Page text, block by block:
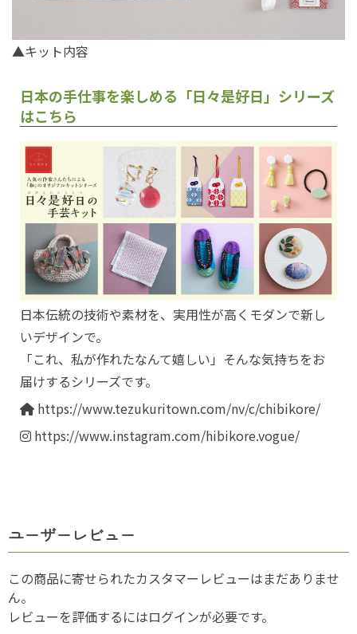
▲キット内容
日本の手仕事を楽しめる「日々是好日」シリーズ
はこちら
日本伝統の技術や素材を、実用性が高くモダンで新し
いデザインで。
「これ、私が作れたなんて嬉しい」そんな気持ちをお
届けするシリーズです。
https://www.tezukuritown.com/nv/c/chibikore/
https://www.instagram.com/hibikore.vogue/
ユーザーレビュー
この商品に寄せられたカスタマーレビューはまだありませ
ん。
レビューを評価するにはログインが必要です。